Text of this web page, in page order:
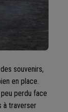
souvenirs,
en place.
perdu face
à traverser